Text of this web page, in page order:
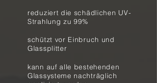
reduziert die schädlichen UV-
Strahlung zu 99%
schützt vor Einbruch und
Glassplitter
kann auf alle bestehenden
Glassysteme nachträglich